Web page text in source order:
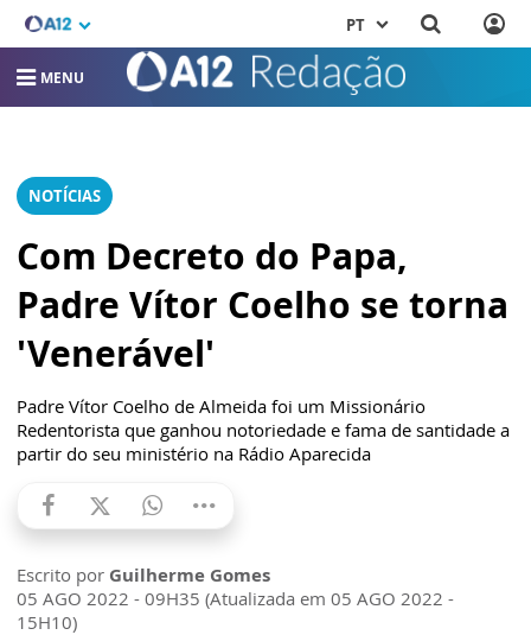
PT
MENU
NOTÍCIAS
Com Decreto do Papa,
Padre Vítor Coelho se torna
'Venerável'
Padre Vítor Coelho de Almeida foi um Missionário
Redentorista que ganhou notoriedade e fama de santidade a
partir do seu ministério na Rádio Aparecida
Escrito por Guilherme Gomes
05 AGO 2022 - 09H35 (Atualizada em 05 AGO 2022 -
15H10)